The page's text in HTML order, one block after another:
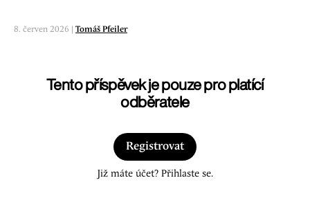
8. červen 2026 | Tomáš Pfeiler
Tento příspěvek je pouze pro platící
odběratele
Registrovat
Již máte účet? Přihlaste se.